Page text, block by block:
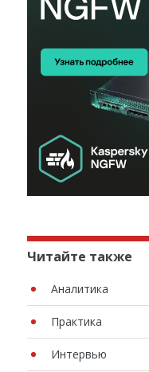
Читайте также
Аналитика
Практика
Интервью